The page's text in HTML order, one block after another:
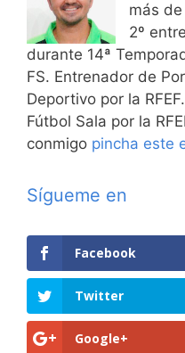
más
2º
durante 14ª
FS. Entrenador de
Deportivo por la
Fútbol Sala por la
conmigo pincha este
Sígueme en
Facebook
Twitter
Google+